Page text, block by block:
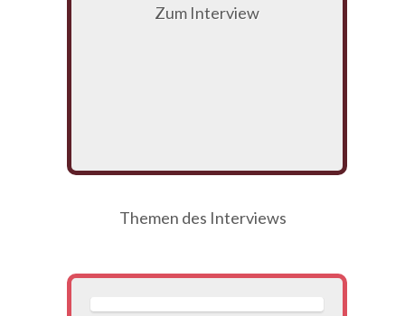
Zum Interview
Themen des Interviews